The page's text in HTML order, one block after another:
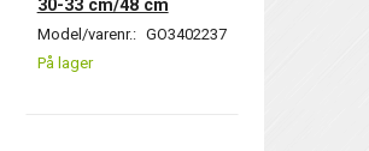
30-33 cm/48 cm
Model/varenr.: GO3402237
På lager